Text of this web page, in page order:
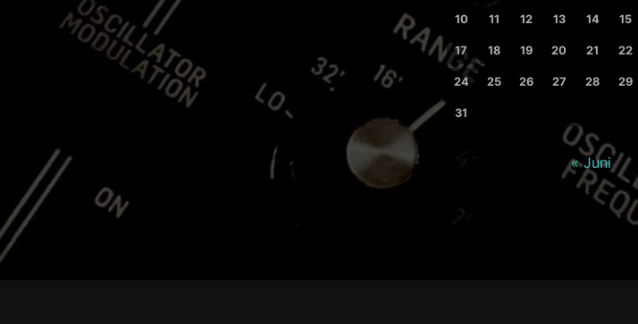
10 11 12 13 14 15
17 18 19 20 21 22
24 25 26 27 28 29
31
« Juni